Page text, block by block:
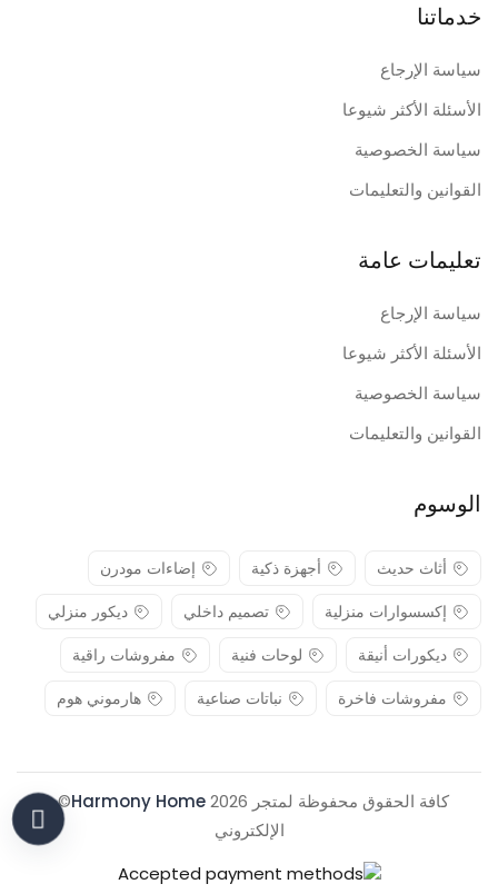
خدماتنا
سياسة الإرجاع
الأسئلة الأكثر شيوعا
سياسة الخصوصية
القوانين والتعليمات
تعليمات عامة
سياسة الإرجاع
الأسئلة الأكثر شيوعا
سياسة الخصوصية
القوانين والتعليمات
الوسوم
أثاث حديث أجهزة ذكية
إضاءات مودرن
إكسسوارات منزلية
تصميم داخلي
ديكور منزلي
ديكورات أنيقة
لوحات فنية
مفروشات راقية
مفروشات فاخرة
نباتات صناعية هارموني هوم
كافة الحقوق محفوظة لمتجر 2026 Harmony Home
© .
الإلكتروني